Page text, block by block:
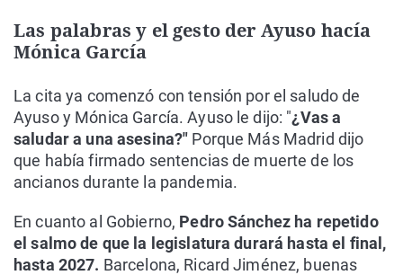
Las palabras y el gesto der Ayuso hacía
Mónica García
La cita ya comenzó con tensión por el saludo de
Ayuso y Mónica García. Ayuso le dijo: "¿Vas a
saludar a una asesina?" Porque Más Madrid dijo
que había firmado sentencias de muerte de los
ancianos durante la pandemia.
En cuanto al Gobierno, Pedro Sánchez ha repetido
el salmo de que la legislatura durará hasta el final,
hasta 2027. Barcelona, Ricard Jiménez, buenas